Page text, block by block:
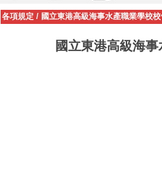
各項規定 / 國立東港高級海事水產職業學校
國立東港高級海